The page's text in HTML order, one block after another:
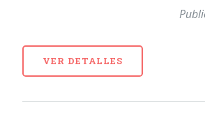
VER DETALLES